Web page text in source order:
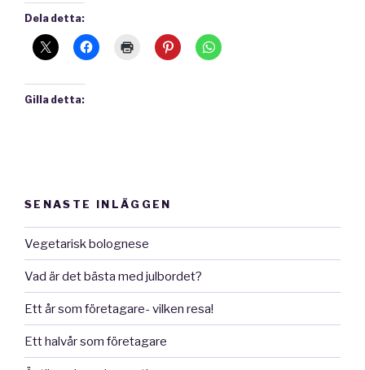
Dela detta:
Gilla detta:
SENASTE INLÄGGEN
Vegetarisk bolognese
Vad är det bästa med julbordet?
Ett år som företagare- vilken resa!
Ett halvår som företagare